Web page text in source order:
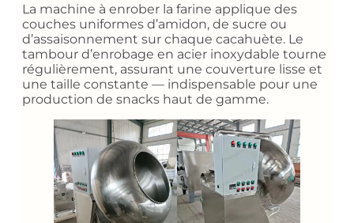
La machine à enrober la farine applique des
couches uniformes d’amidon, de sucre ou
d’assaisonnement sur chaque cacahuète. Le
tambour d’enrobage en acier inoxydable tourne
régulièrement, assurant une couverture lisse et
une taille constante — indispensable pour une
production de snacks haut de gamme.